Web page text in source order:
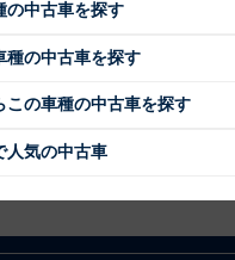
の中古車を探す
種の中古車を探す
この車種の中古車を探す
人気の中古車